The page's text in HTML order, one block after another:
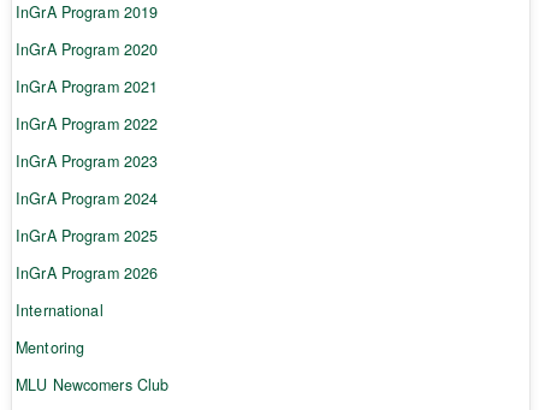
InGrA Program 2019
InGrA Program 2020
InGrA Program 2021
InGrA Program 2022
InGrA Program 2023
InGrA Program 2024
InGrA Program 2025
InGrA Program 2026
International
Mentoring
MLU Newcomers Club